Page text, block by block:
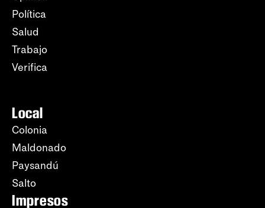
Política
Salud
Trabajo
Verifica
Local
Colonia
Maldonado
Paysandú
Salto
Impresos